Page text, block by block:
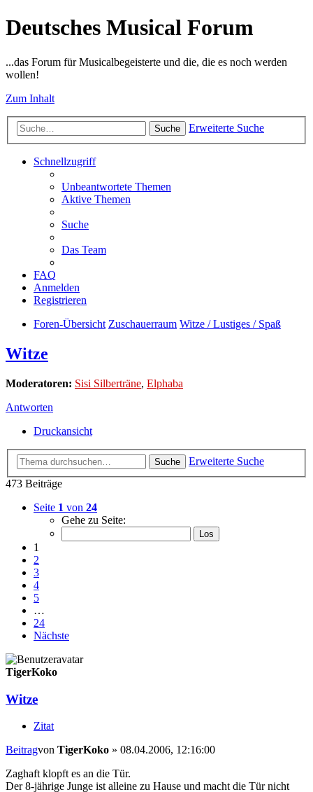
Deutsches Musical Forum
...das Forum für Musicalbegeisterte und die, die es noch werden
wollen!
Zum Inhalt
Suche Erweiterte Suche
Schnellzugriff
Unbeantwortete Themen
Aktive Themen
Suche
Das Team
FAQ
Anmelden
Registrieren
Foren-Übersicht Zuschauerraum Witze / Lustiges / Spaß
Witze
Moderatoren: Sisi Silberträne, Elphaba
Antworten
Druckansicht
Suche
Erweiterte Suche
473 Beiträge
Seite 1 von 24
Gehe zu Seite:
1
2
3
4
5
…
24
Nächste
TigerKoko
Witze
Zitat
Beitragvon TigerKoko » 08.04.2006, 12:16:00
Zaghaft klopft es an die Tür.
Der 8-jährige Junge ist alleine zu Hause und macht die Tür nicht